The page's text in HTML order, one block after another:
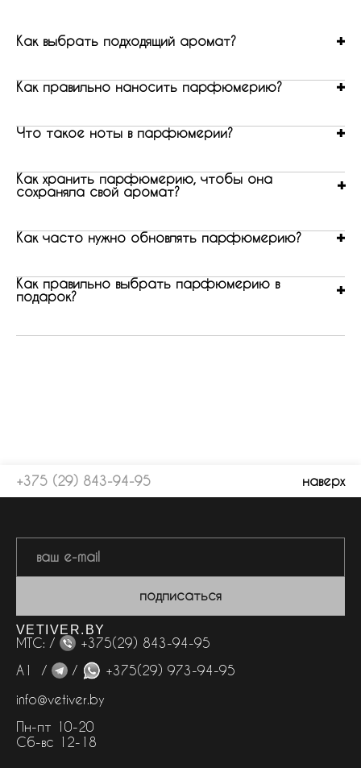
Как выбрать подходящий аромат?
Как правильно наносить парфюмерию?
Что такое ноты в парфюмерии?
Как хранить парфюмерию, чтобы она
сохраняла свой аромат?
Как часто нужно обновлять парфюмерию?
Как правильно выбрать парфюмерию в
подарок?
+375 (29) 843-94-95 наверх
подписаться
VETIVER.BY
МТС: /
+375(29) 843-94-95
А1 /
/
+375(29) 973-94-95
info@vetiver.by
Пн-пт 10-20
Сб-вс 12-18